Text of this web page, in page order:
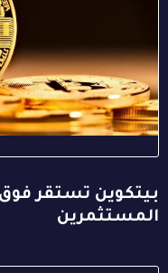
المستثمرين